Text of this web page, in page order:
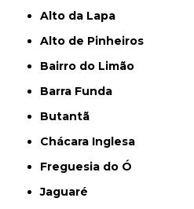
Alto da Lapa
Alto de Pinheiros
Bairro do Limão
Barra Funda
Butantã
Chácara Inglesa
Freguesia do Ó
Jaguaré